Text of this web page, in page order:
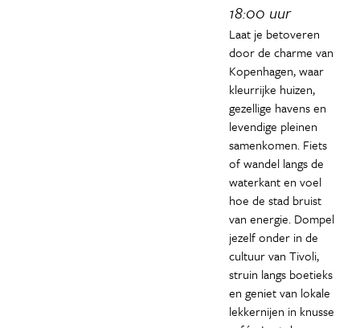
18:00 uur
Laat je betoveren
door de charme van
Kopenhagen, waar
kleurrijke huizen,
gezellige havens en
levendige pleinen
samenkomen. Fiets
of wandel langs de
waterkant en voel
hoe de stad bruist
van energie. Dompel
jezelf onder in de
cultuur van Tivoli,
struin langs boetieks
en geniet van lokale
lekkernijen in knusse